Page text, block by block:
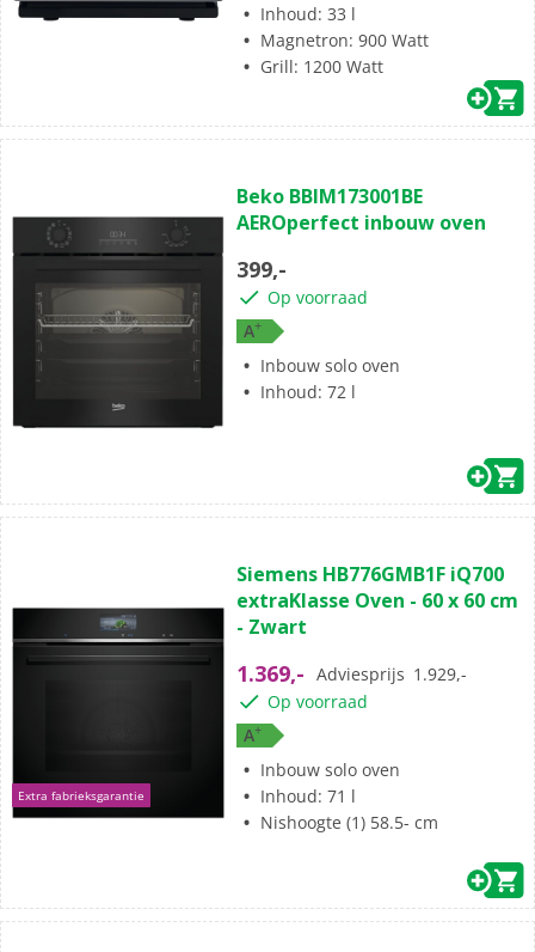
Inhoud: 33 l
Magnetron: 900 Watt
Grill: 1200 Watt
van
de
sterren.
Beko BBIM173001BE
AEROperfect inbouw oven
399,-
Op voorraad
A+
Inbouw solo oven
Inhoud: 72 l
Extra fabrieksgarantie
van
de
5
3
beoordelingen
Siemens HB776GMB1F iQ700
extraKlasse Oven - 60 x 60 cm
- Zwart
1.369,- Adviesprijs 1.929,-
Op voorraad
A+
Inbouw solo oven
Inhoud: 71 l
Nishoogte (1) 58.5- cm